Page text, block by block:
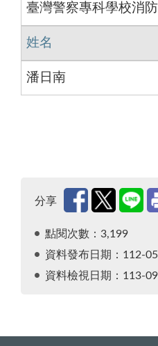
臺灣警察專科學校消
姓名
潘日南
分享
點閱次數：3,199
資料發布日期：112-
資料檢視日期：113-